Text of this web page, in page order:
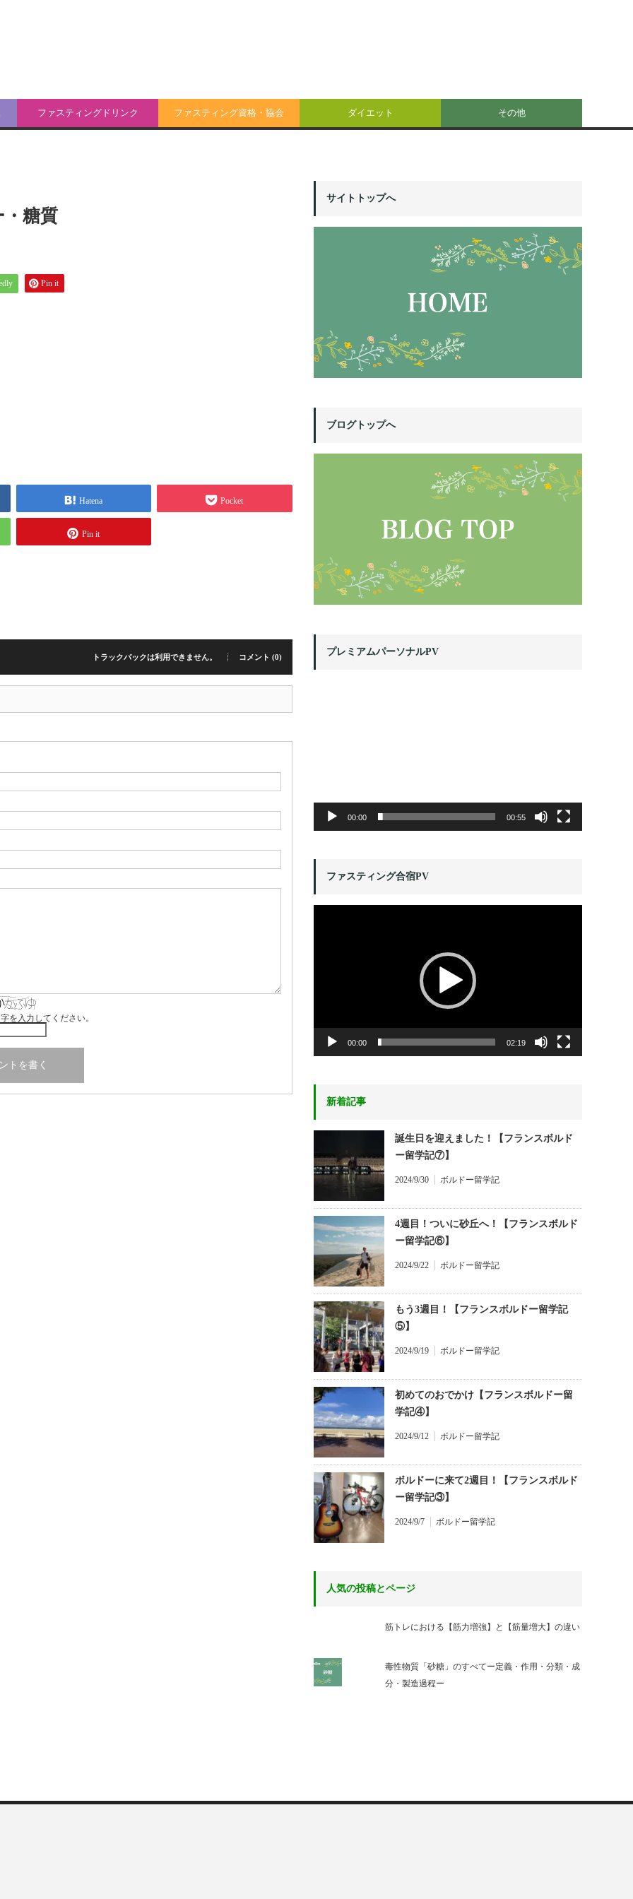
ファスティングドリンク ファスティング資格・協会 ダイエット その他
糖質
Pin it
Hatena Pocket
Pin it
トラックバックは利用できません。 コメント (0)
を入力してください。
サイトトップへ
ブログトップへ
プレミアムパーソナルPV
00:00 00:55
ファスティング合宿PV
00:00 02:19
新着記事
誕生日を迎えました！【フランスボルド
ー留学記⑦】
2024/9/30 ボルドー留学記
4週目！ついに砂丘へ！【フランスボルド
ー留学記⑥】
2024/9/22 ボルドー留学記
もう3週目！【フランスボルドー留学記
⑤】
2024/9/19 ボルドー留学記
初めてのおでかけ【フランスボルドー留
学記④】
2024/9/12 ボルドー留学記
ボルドーに来て2週目！【フランスボルド
ー留学記③】
2024/9/7 ボルドー留学記
人気の投稿とページ
筋トレにおける【筋力増強】と【筋量増大】の違い
毒性物質「砂糖」のすべてー定義・作用・分類・成
分・製造過程ー